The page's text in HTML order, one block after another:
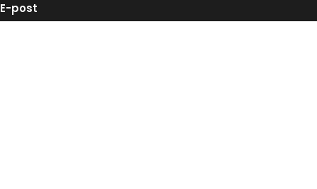
E-post
kundservice@snushandel.se